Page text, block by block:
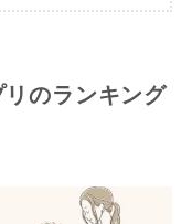
のランキング